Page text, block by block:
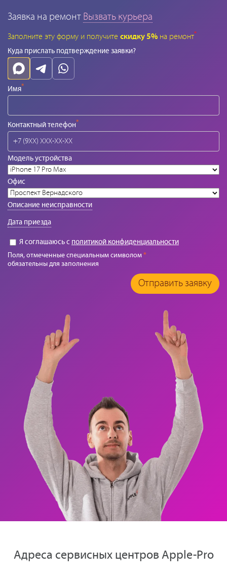
Заявка на ремонт Вызвать курьера
Заполните эту форму и получите скидку 5% на ремонт*
Куда прислать подтверждение заявки?
Имя*
Контактный телефон*
Модель устройства
Офис
Описание неисправности
Дата приезда
Я соглашаюсь с политикой конфиденциальности
Поля, отмеченные специальным символом*
обязательны для заполнения
Отправить заявку
Адреса сервисных центров Apple-Pro